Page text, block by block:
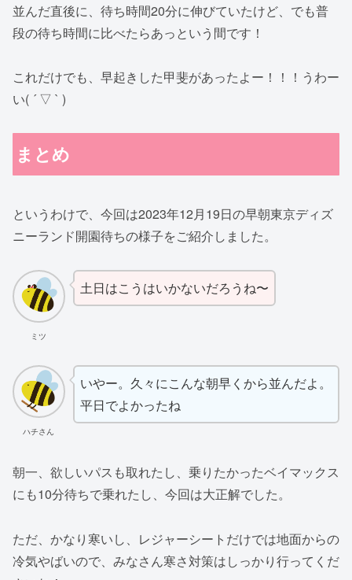
並んだ直後に、待ち時間20分に伸びていたけど、でも普
段の待ち時間に比べたらあっという間です！
これだけでも、早起きした甲斐があったよー！！！うわー
い( ´ ▽ ` )
まとめ
というわけで、今回は2023年12月19日の早朝東京ディズ
ニーランド開園待ちの様子をご紹介しました。
ミツ
土日はこうはいかないだろうね〜
ハチさん
いやー。久々にこんな朝早くから並んだよ。
平日でよかったね
朝一、欲しいパスも取れたし、乗りたかったベイマックス
にも10分待ちで乗れたし、今回は大正解でした。
ただ、かなり寒いし、レジャーシートだけでは地面からの
冷気やばいので、みなさん寒さ対策はしっかり行ってくだ